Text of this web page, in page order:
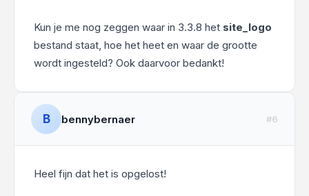
Kun je me nog zeggen waar in 3.3.8 het site_logo
bestand staat, hoe het heet en waar de grootte
wordt ingesteld? Ook daarvoor bedankt!
B bennybernaer #6
Heel fijn dat het is opgelost!